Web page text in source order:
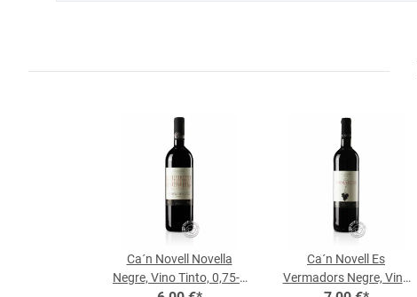
Ca´n Novell Novella
Negre, Vino Tinto, 0,75-l-
Ca´n Novell Es
Vermadors Negre, Vino